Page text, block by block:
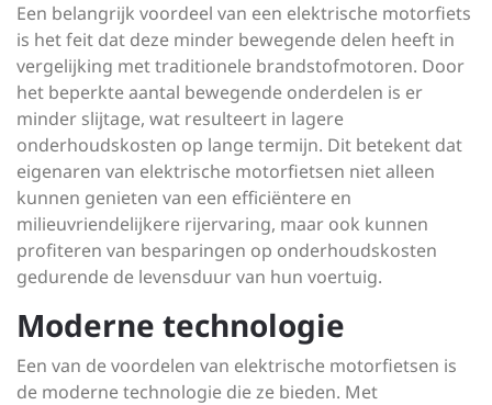
Een belangrijk voordeel van een elektrische motorfiets
is het feit dat deze minder bewegende delen heeft in
vergelijking met traditionele brandstofmotoren. Door
het beperkte aantal bewegende onderdelen is er
minder slijtage, wat resulteert in lagere
onderhoudskosten op lange termijn. Dit betekent dat
eigenaren van elektrische motorfietsen niet alleen
kunnen genieten van een efficiëntere en
milieuvriendelijkere rijervaring, maar ook kunnen
profiteren van besparingen op onderhoudskosten
gedurende de levensduur van hun voertuig.
Moderne technologie
Een van de voordelen van elektrische motorfietsen is
de moderne technologie die ze bieden. Met